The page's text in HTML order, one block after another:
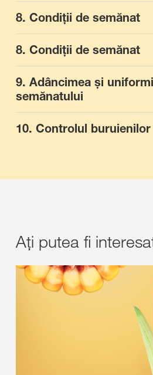
8. Condiții de semănat
8. Condiții de semănat
9. Adâncimea și
semănatului
10. Controlul buruienilor
Ați putea fi